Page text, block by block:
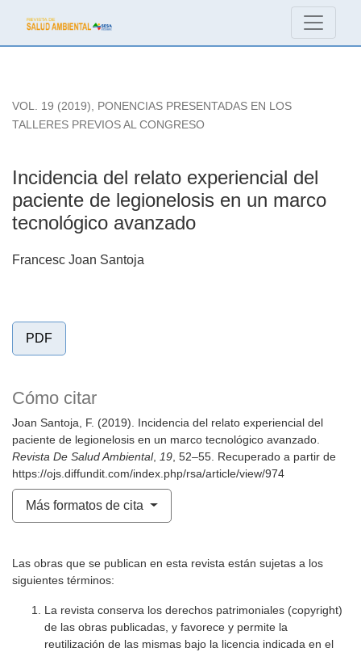
Incidencia del relato experiencial del paciente de
VOL. 19 (2019), PONENCIAS PRESENTADAS EN LOS
TALLERES PREVIOS AL CONGRESO
Incidencia del relato experiencial del
paciente de legionelosis en un marco
tecnológico avanzado
Francesc Joan Santoja
PDF
Cómo citar
Joan Santoja, F. (2019). Incidencia del relato experiencial del
paciente de legionelosis en un marco tecnológico avanzado.
Revista De Salud Ambiental, 19, 52–55. Recuperado a partir de
https://ojs.diffundit.com/index.php/rsa/article/view/974
Más formatos de cita
Las obras que se publican en esta revista están sujetas a los
siguientes términos:
La revista conserva los derechos patrimoniales (copyright)
de las obras publicadas, y favorece y permite la
reutilización de las mismas bajo la licencia indicada en el